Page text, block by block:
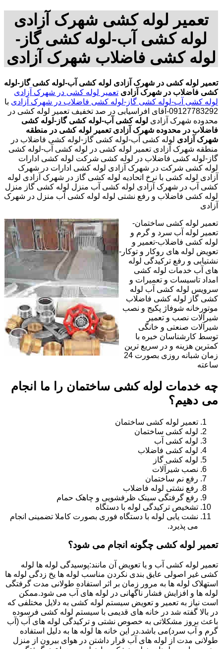
تعمیر لوله کشی شهرک آزادی
لوله کشی آب-لوله کشی گاز-
لوله کشی فاضلاب شهرک آزادی
تعمیر لوله کشی در شهرک آزادی لوله کشی آب-لوله کشی گاز-لوله
کشی فاضلاب در شهرک آزادی تعمیر لوله کشی در شهرک آزادی
لوله کشی آب-لوله کشی گاز-لوله کشی فاضلاب در شهرک آزادی با
09127783292-آقای افراسیابی در صد تخفیف
تعمیر لوله کشی در
محدوده شهرک آزادی لوله کشی آب-لوله کشی گاز-لوله کشی
فاضلاب در محدوده شهرک آزادی تعمیر لوله کشی در منطقه
شهرک آزادی لوله کشی آب-لوله کشی گاز-لوله کشی فاضلاب در
منطقه شهرک آزادی تعمیر لوله کشی در لوله کشی آب-لوله کشی
گاز-لوله کشی فاضلاب در لوله کشی شرکت لوله کشی ادارات
لوله کشی شرکت در شهرک آزادی لوله کشی ادارات در شهرک
آزادی لوله کشی با نرخ اتحادیه لوله کشی گاز در شهرک آزادی لوله
کشی آب در شهرک آزادی لوله کشی آب منزل لوله کشی گاز منزل
لوله کشی فاضلاب و رفع نشتی لوله لوله کشی آب منزل در شهرک
آزادی
تعمیر لوله کشی ساختمان-
تعمیر لوله آب سرد و گرم و
لوله کشی فاضلاب-تعمیر و
تعویض لوله های روکار و توکار-
نشتیابی و رفع ترکیدگی لوله
های آب خدمات لوله کشی
امداد تاسیسات و تعمیرات و
سرویس لوله کشی آب لوله
کشی گاز لوله کشی فاضلاب
موتورخانه شوفاژ پکیج و نصب
شیرآلات نصب و تعمیر
شیرآلات صنعتی و خانگی
توسط کارشناسان خبره با
کمترین هزینه و در سریع ترین
زمان شبانه روزی بصورت 24
ساعته
چه خدمات لوله کشی ساختمان را ما انجام
می دهیم؟
تعمیر لوله کشی ساختمان
لوله کشی ساختمان
لوله کشی آب
لوله کشی فاضلاب
لوله کشی گاز
نصب شیرآلات
رفع نم ساختمان
رفع نشتی لوله فاضلاب
رفع گرفتگی سینک ظرفشویی و چاهک حمام
تشخیص ترکیدگی لوله با دستگاه
نشت یابی لوله با دستگاه فوری بصورت کاملا تضمینی انجام
می پذیرد.
تعمیر لوله کشی چگونه انجام می شود؟
تعمیر لوله کشی آب و یا تعویض آن مانند:پوسیدگی لوله ها لوله
کشی غیر اصولی عایق بندی نکردن مناسب لوله ها یخ زدگی لوله ها
استهلاک لوله ها به مرور زمان بر اثر استفاده طولانی مدت گرفتگی
لوله ها و افزایش فشار ناگهانی در لوله های آب می شود.ممکن
است نیاز به تعمیر و تعویض سیستم لوله کشی به دلایل مختلفی که
در بالا گفته شد در خانه های قدیمی با سیستم لوله کشی فرسوده
باعث بروز مشکلاتی به خصوص نشتی و ترکیدگی لوله های آب (آب
گرم و آب سرد)می باشد.در این خانه ها لوله ها به دلیل استفاده
طولانی مدت از لوله های آب قرار داشتن در هوای بیرون از منزل